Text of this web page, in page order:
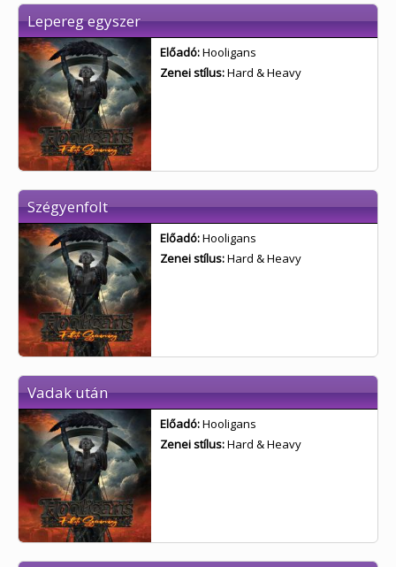
Lepereg egyszer
Előadó:Hooligans
Zenei stílus:Hard & Heavy
Szégyenfolt
Előadó:Hooligans
Zenei stílus:Hard & Heavy
Vadak után
Előadó:Hooligans
Zenei stílus:Hard & Heavy